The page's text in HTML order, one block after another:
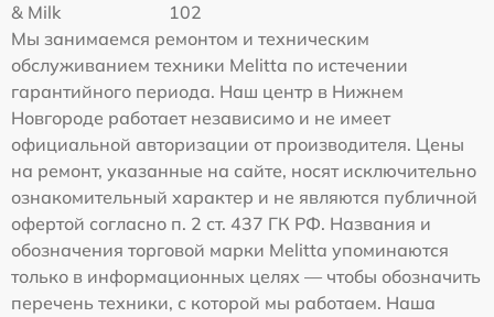
& Milk
102
Мы занимаемся ремонтом и техническим
обслуживанием техники Melitta по истечении
гарантийного периода. Наш центр в Нижнем
Новгороде работает независимо и не имеет
официальной авторизации от производителя. Цены
на ремонт, указанные на сайте, носят исключительно
ознакомительный характер и не являются публичной
офертой согласно п. 2 ст. 437 ГК РФ. Названия и
обозначения торговой марки Melitta упоминаются
только в информационных целях — чтобы обозначить
перечень техники, с которой мы работаем. Наша